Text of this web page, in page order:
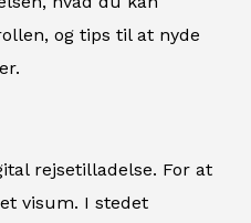
og tips til at nyde
rejsetilladelse. For at
visum. I stedet